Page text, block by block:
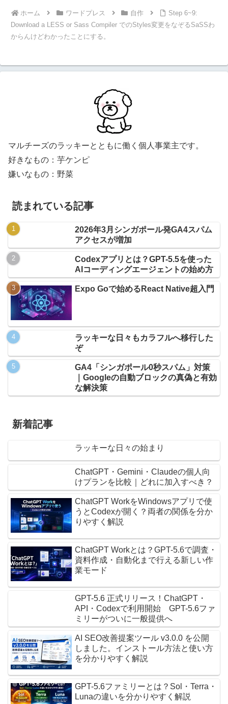
ホーム ワードプレス 自作
Step 6~9:
Download a LESS or Sass Compiler でのStyles変更をなぞるSaSSわ
からんけどわかったことにする。
マルチーズのラッキーとともに働く個人事業主です。
好きなもの：芋ケンピ
嫌いなもの：野菜
読まれている記事
2026年3月シンガポール発GA4スパム
アクセスが増加
Codexアプリとは？GPT-5.5を使った
AIコーディングエージェントの始め方
Expo Goで始めるReact Native超入門
ラッキーな日々もカラフルへ移行した
ぞ
GA4「シンガポール0秒スパム」対策
｜Googleの自動ブロックの真偽と有効
な解決策
新着記事
ラッキーな日々の始まり
ChatGPT・Gemini・Claudeの個人向
けプランを比較｜どれに加入すべき？
ChatGPT WorkをWindowsアプリで使
うとCodexが開く？両者の関係を分か
りやすく解説
ChatGPT Workとは？GPT-5.6で調査・
資料作成・自動化まで行える新しい作
業モード
GPT-5.6 正式リリース！ChatGPT・
API・Codexで利用開始 GPT-5.6ファ
ミリーがついに一般提供へ
AI SEO改善提案ツール v3.0.0 を公開
しました。インストール方法と使い方
を分かりやすく解説
GPT-5.6ファミリーとは？Sol・Terra・
Lunaの違いを分かりやすく解説